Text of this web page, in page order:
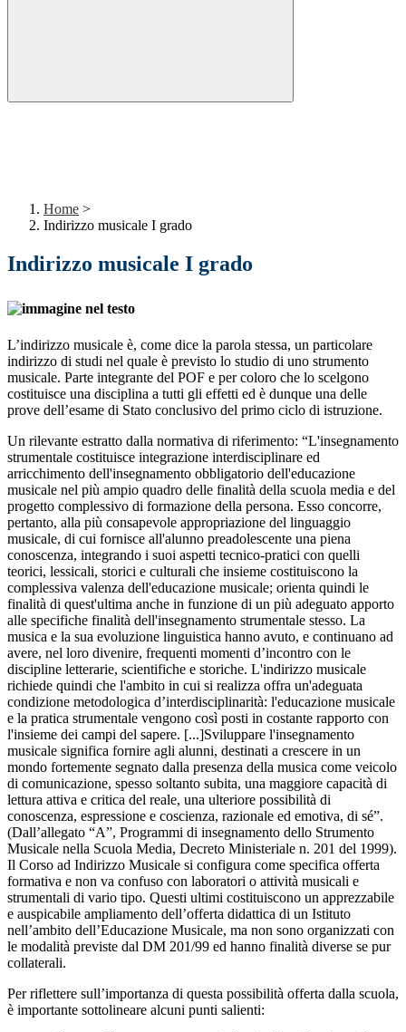
Home >
Indirizzo musicale I grado
Indirizzo musicale I grado
L’indirizzo musicale è, come dice la parola stessa, un particolare
indirizzo di studi nel quale è previsto lo studio di uno strumento
musicale. Parte integrante del POF e per coloro che lo scelgono
costituisce una disciplina a tutti gli effetti ed è dunque una delle
prove dell’esame di Stato conclusivo del primo ciclo di istruzione.
Un rilevante estratto dalla normativa di riferimento: “L'insegnamento
strumentale costituisce integrazione interdisciplinare ed
arricchimento dell'insegnamento obbligatorio dell'educazione
musicale nel più ampio quadro delle finalità della scuola media e del
progetto complessivo di formazione della persona. Esso concorre,
pertanto, alla più consapevole appropriazione del linguaggio
musicale, di cui fornisce all'alunno preadolescente una piena
conoscenza, integrando i suoi aspetti tecnico-pratici con quelli
teorici, lessicali, storici e culturali che insieme costituiscono la
complessiva valenza dell'educazione musicale; orienta quindi le
finalità di quest'ultima anche in funzione di un più adeguato apporto
alle specifiche finalità dell'insegnamento strumentale stesso. La
musica e la sua evoluzione linguistica hanno avuto, e continuano ad
avere, nel loro divenire, frequenti momenti d’incontro con le
discipline letterarie, scientifiche e storiche. L'indirizzo musicale
richiede quindi che l'ambito in cui si realizza offra un'adeguata
condizione metodologica d’interdisciplinarità: l'educazione musicale
e la pratica strumentale vengono così posti in costante rapporto con
l'insieme dei campi del sapere. [...]Sviluppare l'insegnamento
musicale significa fornire agli alunni, destinati a crescere in un
mondo fortemente segnato dalla presenza della musica come veicolo
di comunicazione, spesso soltanto subita, una maggiore capacità di
lettura attiva e critica del reale, una ulteriore possibilità di
conoscenza, espressione e coscienza, razionale ed emotiva, di sé”.
(Dall’allegato “A”, Programmi di insegnamento dello Strumento
Musicale nella Scuola Media, Decreto Ministeriale n. 201 del 1999).
Il Corso ad Indirizzo Musicale si configura come specifica offerta
formativa e non va confuso con laboratori o attività musicali e
strumentali di vario tipo. Questi ultimi costituiscono un apprezzabile
e auspicabile ampliamento dell’offerta didattica di un Istituto
nell’ambito dell’Educazione Musicale, ma non sono organizzati con
le modalità previste dal DM 201/99 ed hanno finalità diverse se pur
collaterali.
Per riflettere sull’importanza di questa possibilità offerta dalla scuola,
è importante sottolineare alcuni punti salienti: